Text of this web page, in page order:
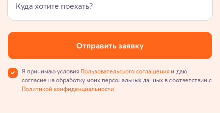
Куда хотите поехать?
Отправить заявку
Я принимаю условия Пользовательского соглашения и даю
согласие на обработку моих персональных данных в соответствии с
Политикой конфиденциальности